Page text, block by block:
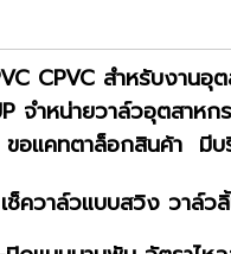
CPVC สำหรับงาน
จำหน่ายวาล์วอุตสาหก
อแคทตาล็อกสินค้า มีบ
เช็ควาล์วแบบสวิง วาล์ว